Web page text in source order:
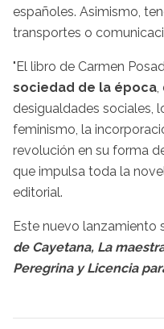
españoles. Asimismo,
transportes o
"El libro de Carmen
sociedad de la época,
desigualdades sociales,
feminismo, la
revolución en su forma
que impulsa toda la
editorial.
Este nuevo lanzamiento
de Cayetana, La
Peregrina y Licencia